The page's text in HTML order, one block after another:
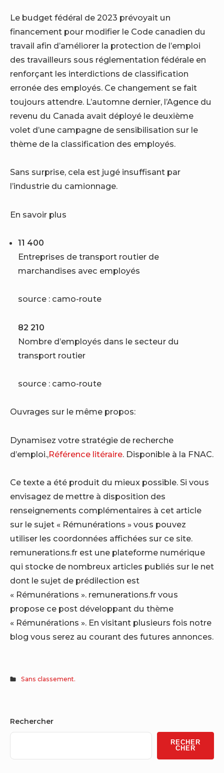
Le budget fédéral de 2023 prévoyait un
financement pour modifier le Code canadien du
travail afin d’améliorer la protection de l’emploi
des travailleurs sous réglementation fédérale en
renforçant les interdictions de classification
erronée des employés. Ce changement se fait
toujours attendre. L’automne dernier, l’Agence du
revenu du Canada avait déployé le deuxième
volet d’une campagne de sensibilisation sur le
thème de la classification des employés.
Sans surprise, cela est jugé insuffisant par
l’industrie du camionnage.
En savoir plus
11 400
Entreprises de transport routier de
marchandises avec employés
source : camo-route
82 210
Nombre d’employés dans le secteur du
transport routier
source : camo-route
Ouvrages sur le même propos:
Dynamisez votre stratégie de recherche
d’emploi.,Référence litéraire. Disponible à la FNAC.
Ce texte a été produit du mieux possible. Si vous
envisagez de mettre à disposition des
renseignements complémentaires à cet article
sur le sujet « Rémunérations » vous pouvez
utiliser les coordonnées affichées sur ce site.
remunerations.fr est une plateforme numérique
qui stocke de nombreux articles publiés sur le net
dont le sujet de prédilection est
« Rémunérations ». remunerations.fr vous
propose ce post développant du thème
« Rémunérations ». En visitant plusieurs fois notre
blog vous serez au courant des futures annonces.
Sans classement.
Sidebar
Widget
Area
Rechercher
RECHER
CHER